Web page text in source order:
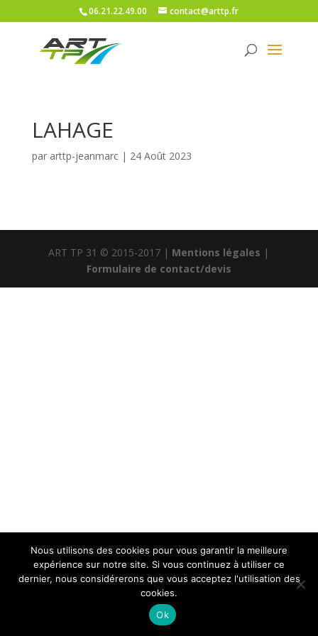
06.21.22.49.00 contact@arttp.fr
LAHAGE
par arttp-jeanmarc| 24 Août 2023
ART TP 31 © 2015-2017 | Mentions légales |
Formulaire de contact/devis
Nous utilisons des cookies pour vous garantir la meilleure
expérience sur notre site. Si vous continuez à utiliser ce
dernier, nous considérerons que vous acceptez l'utilisation des
cookies.
Ok